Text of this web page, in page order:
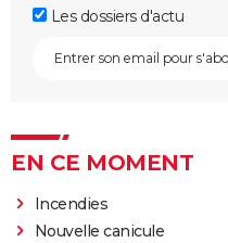
Les dossiers d'actu
EN CE MOMENT
Incendies
Nouvelle canicule